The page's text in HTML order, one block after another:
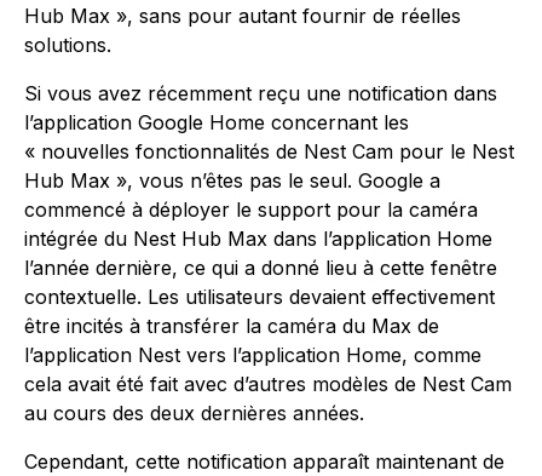
Hub Max », sans pour autant fournir de réelles
solutions.
Si vous avez récemment reçu une notification dans
l’application Google Home concernant les
« nouvelles fonctionnalités de Nest Cam pour le Nest
Hub Max », vous n’êtes pas le seul. Google a
commencé à déployer le support pour la caméra
intégrée du Nest Hub Max dans l’application Home
l’année dernière, ce qui a donné lieu à cette fenêtre
contextuelle. Les utilisateurs devaient effectivement
être incités à transférer la caméra du Max de
l’application Nest vers l’application Home, comme
cela avait été fait avec d’autres modèles de Nest Cam
au cours des deux dernières années.
Cependant, cette notification apparaît maintenant de